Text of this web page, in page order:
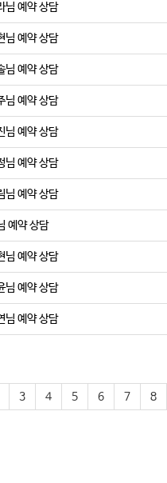
님 예약 상담
님 예약 상담
님 예약 상담
님 예약 상담
님 예약 상담
님 예약 상담
님 예약 상담
예약 상담
님 예약 상담
님 예약 상담
님 예약 상담
3 4 5 6 7 8